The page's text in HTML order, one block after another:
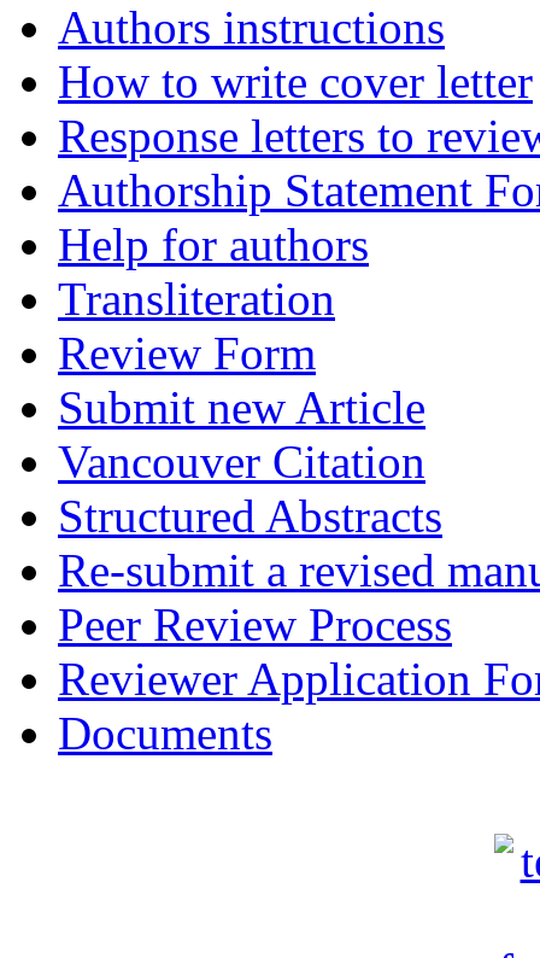
Authors instructions
How to write cover letter
Response letters to
Authorship Statement
Help for authors
Transliteration
Review Form
Submit new Article
Vancouver Citation
Structured Abstracts
Re-submit a revised
Peer Review Process
Reviewer Application
Documents